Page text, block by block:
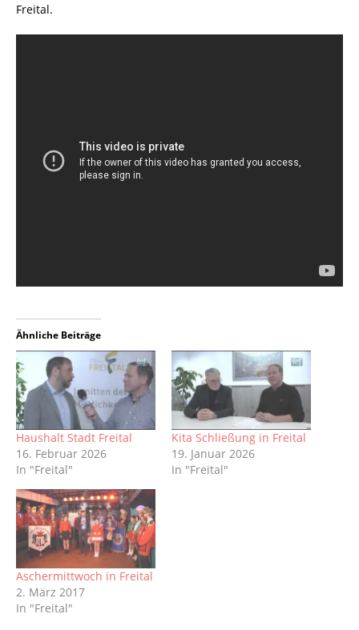
Freital.
Ähnliche Beiträge
Haushalt Stadt Freital
16. Februar 2026
In "Freital"
Kita Schließung in Freital
19. Januar 2026
In "Freital"
Aschermittwoch in Freital
2. März 2017
In "Freital"